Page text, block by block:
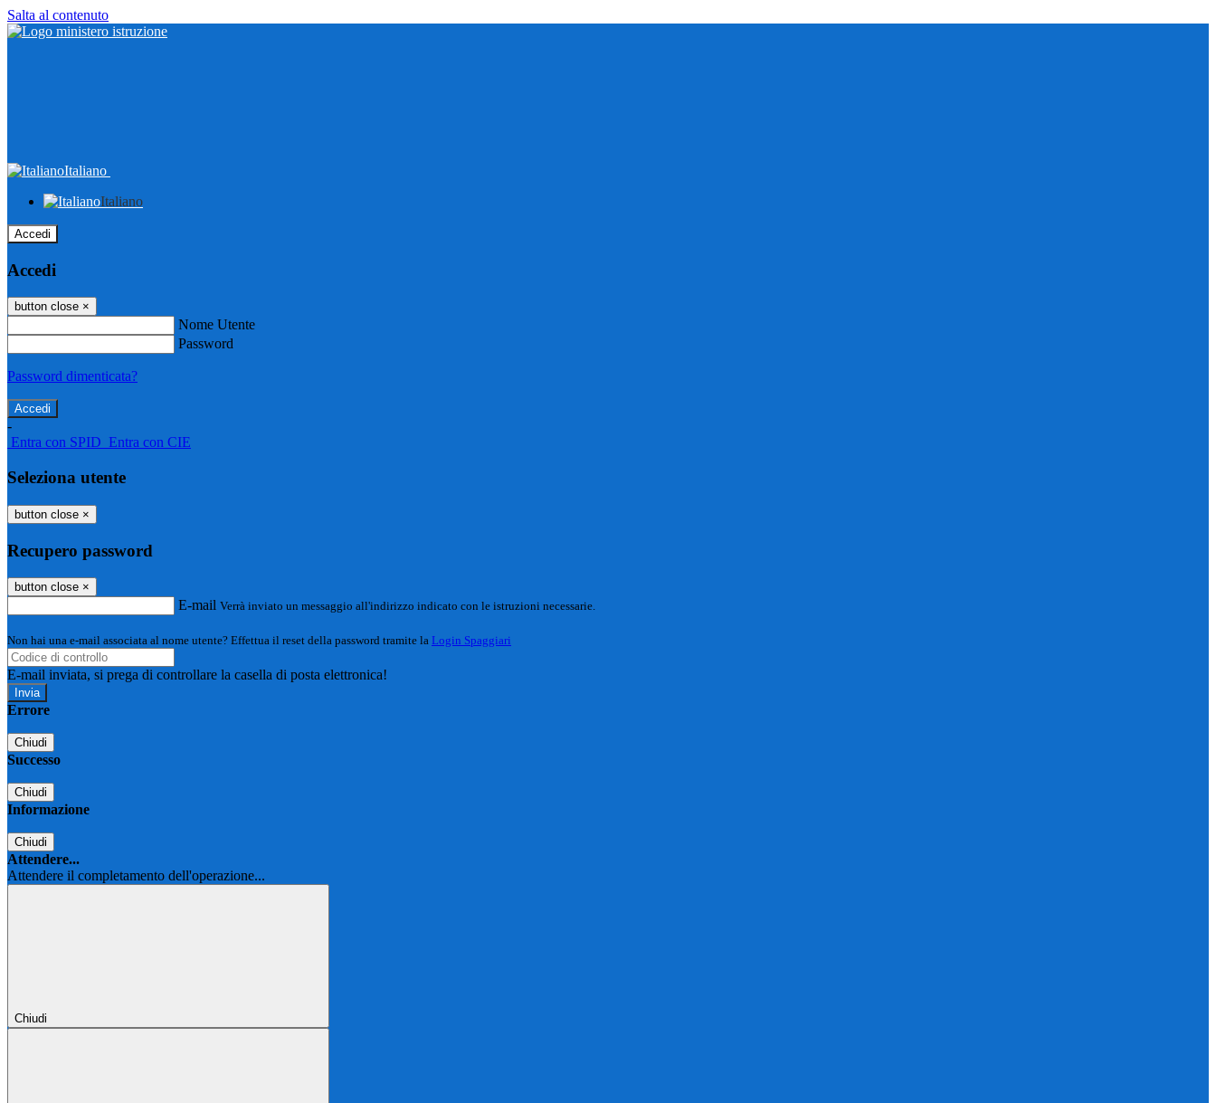
Salta al contenuto
Italiano
Italiano
Accedi
Accedi
button close ×
Nome Utente
Password
Password dimenticata?
-
Entra con SPID Entra con CIE
Seleziona utente
button close ×
Recupero password
button close ×
E-mail Verrà inviato un messaggio all'indirizzo indicato con le istruzioni necessarie.
Non hai una e-mail associata al nome utente? Effettua il reset della password tramite la Login Spaggiari
E-mail inviata, si prega di controllare la casella di posta elettronica!
Errore
Chiudi
Successo
Chiudi
Informazione
Chiudi
Attendere...
Attendere il completamento dell'operazione...
Chiudi